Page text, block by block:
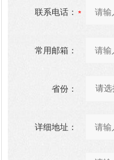
联系电话：
常用邮箱：
省份：
详细地址：